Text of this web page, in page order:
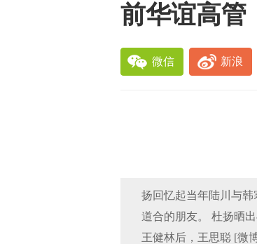
前华谊高管
微信 新浪
扬回忆起当年陆川与
道合的朋友。 杜扬晒
王健林后，王思聪 [微